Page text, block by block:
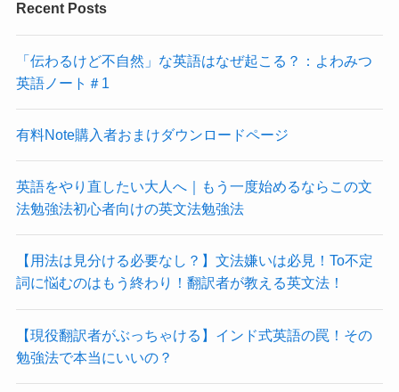
Recent Posts
「伝わるけど不自然」な英語はなぜ起こる？：よわみつ
英語ノート＃1
有料Note購入者おまけダウンロードページ
英語をやり直したい大人へ｜もう一度始めるならこの文
法勉強法初心者向けの英文法勉強法
【用法は見分ける必要なし？】文法嫌いは必見！To不定
詞に悩むのはもう終わり！翻訳者が教える英文法！
【現役翻訳者がぶっちゃける】インド式英語の罠！その
勉強法で本当にいいの？